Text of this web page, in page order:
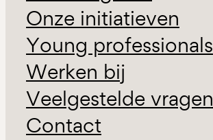
Onze initiatieven
Young professionals
Werken bij
Veelgestelde vragen
Contact